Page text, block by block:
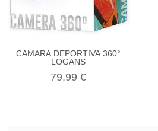
CAMARA DEPORTIVA 360°
LOGANS
79,99 €